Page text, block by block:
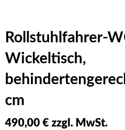
Rollstuhlfahrer-
Wickeltisch,
cm
490,00 € zzgl. MwSt.